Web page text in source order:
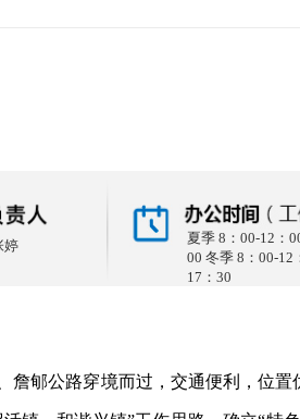
婷
夏季 8：00-12：
00 冬季 8：00-12
17：30
郇公路穿境而过，交通便利，位置